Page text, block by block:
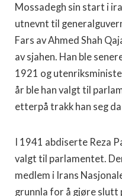
Mossadegh sin start i
utnevnt til
Fars av Ahmed Shah
av sjahen. Han ble
1921 og
år ble han valgt til
etterpå trakk han seg
I 1941 abdiserte Reza
valgt til parlamentet.
medlem i Irans
grunnla for å gjøre